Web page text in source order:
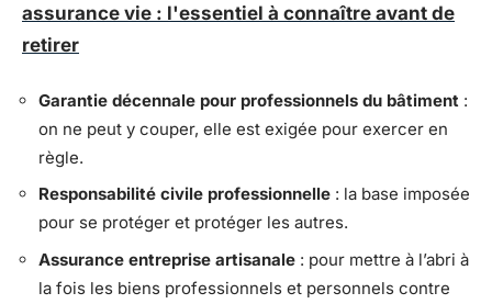
assurance vie : l'essentiel à connaître avant de
retirer
Garantie décennale pour professionnels du bâtiment :
on ne peut y couper, elle est exigée pour exercer en
règle.
Responsabilité civile professionnelle : la base imposée
pour se protéger et protéger les autres.
Assurance entreprise artisanale : pour mettre à l’abri à
la fois les biens professionnels et personnels contre